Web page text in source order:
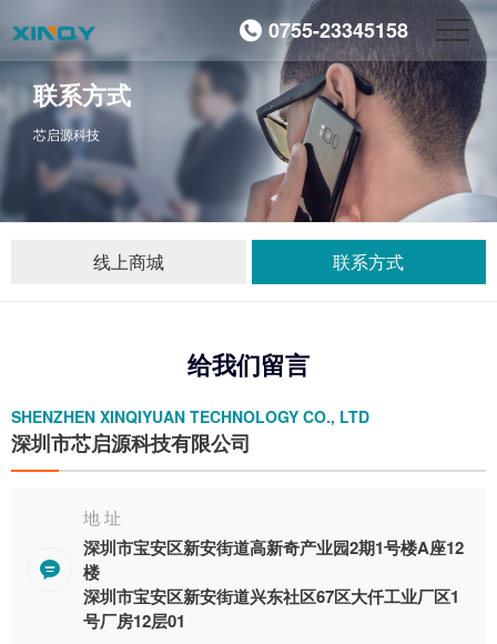
0755-23345158
联系方式
芯启源科技
线上商城 联系方式
给我们留言
SHENZHEN XINQIYUAN TECHNOLOGY CO., LTD
深圳市芯启源科技有限公司

地 址
深圳市宝安区新安街道高新奇产业园2期1号楼A座12
楼
深圳市宝安区新安街道兴东社区67区大仟工业厂区1
号厂房12层01